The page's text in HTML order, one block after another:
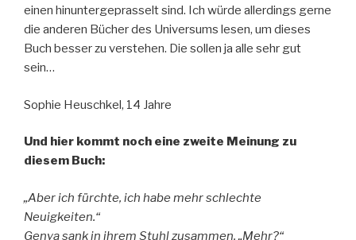
einen hinuntergeprasselt sind. Ich würde allerdings gerne
die anderen Bücher des Universums lesen, um dieses
Buch besser zu verstehen. Die sollen ja alle sehr gut
sein…
Sophie Heuschkel, 14 Jahre
Und hier kommt noch eine zweite Meinung zu
diesem Buch:
„Aber ich fürchte, ich habe mehr schlechte
Neuigkeiten.“
Genya sank in ihrem Stuhl zusammen. „Mehr?“